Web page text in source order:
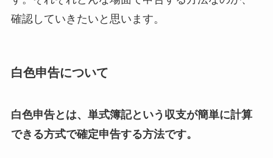
確認していきたいと思います。
白色申告について
白色申告とは、単式簿記という収支が簡単に計算
できる方式で確定申告する方法です。